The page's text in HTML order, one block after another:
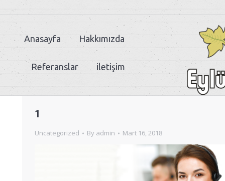
Anasayfa Hakkımızda
Referanslar iletişim
1
Uncategorized By admin Mart 16, 2018